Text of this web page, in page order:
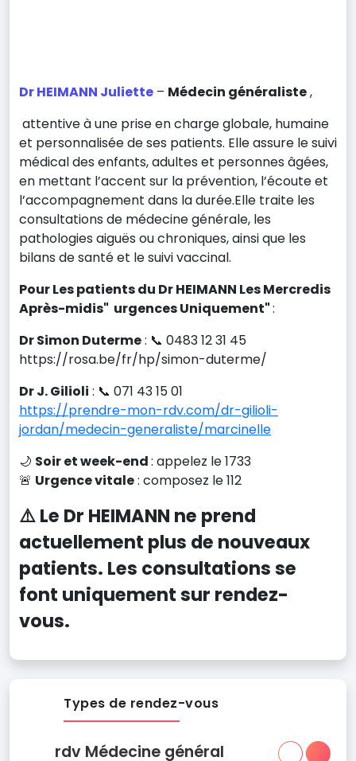
Dr HEIMANN Juliette – Médecin généraliste,
attentive à une prise en charge globale, humaine
et personnalisée de ses patients. Elle assure le suivi
médical des enfants, adultes et personnes âgées,
en mettant l’accent sur la prévention, l’écoute et
l’accompagnement dans la durée.Elle traite les
consultations de médecine générale, les
pathologies aiguës ou chroniques, ainsi que les
bilans de santé et le suivi vaccinal.
Pour Les patients du Dr HEIMANN Les Mercredis
Après-midis" urgences Uniquement":
Dr Simon Duterme: 📞 0483 12 31 45
https://rosa.be/fr/hp/simon-duterme/
Dr J. Gilioli : 📞 071 43 15 01
https://prendre-mon-rdv.com/dr-gilioli-
jordan/medecin-generaliste/marcinelle
🌙 Soir et week-end: appelez le 1733
🚨 Urgence vitale: composez le 112
⚠️ Le Dr HEIMANN ne prend
actuellement plus de nouveaux
patients. Les consultations se
font uniquement sur rendez-
vous.
Types de rendez-vous
rdv Médecine général